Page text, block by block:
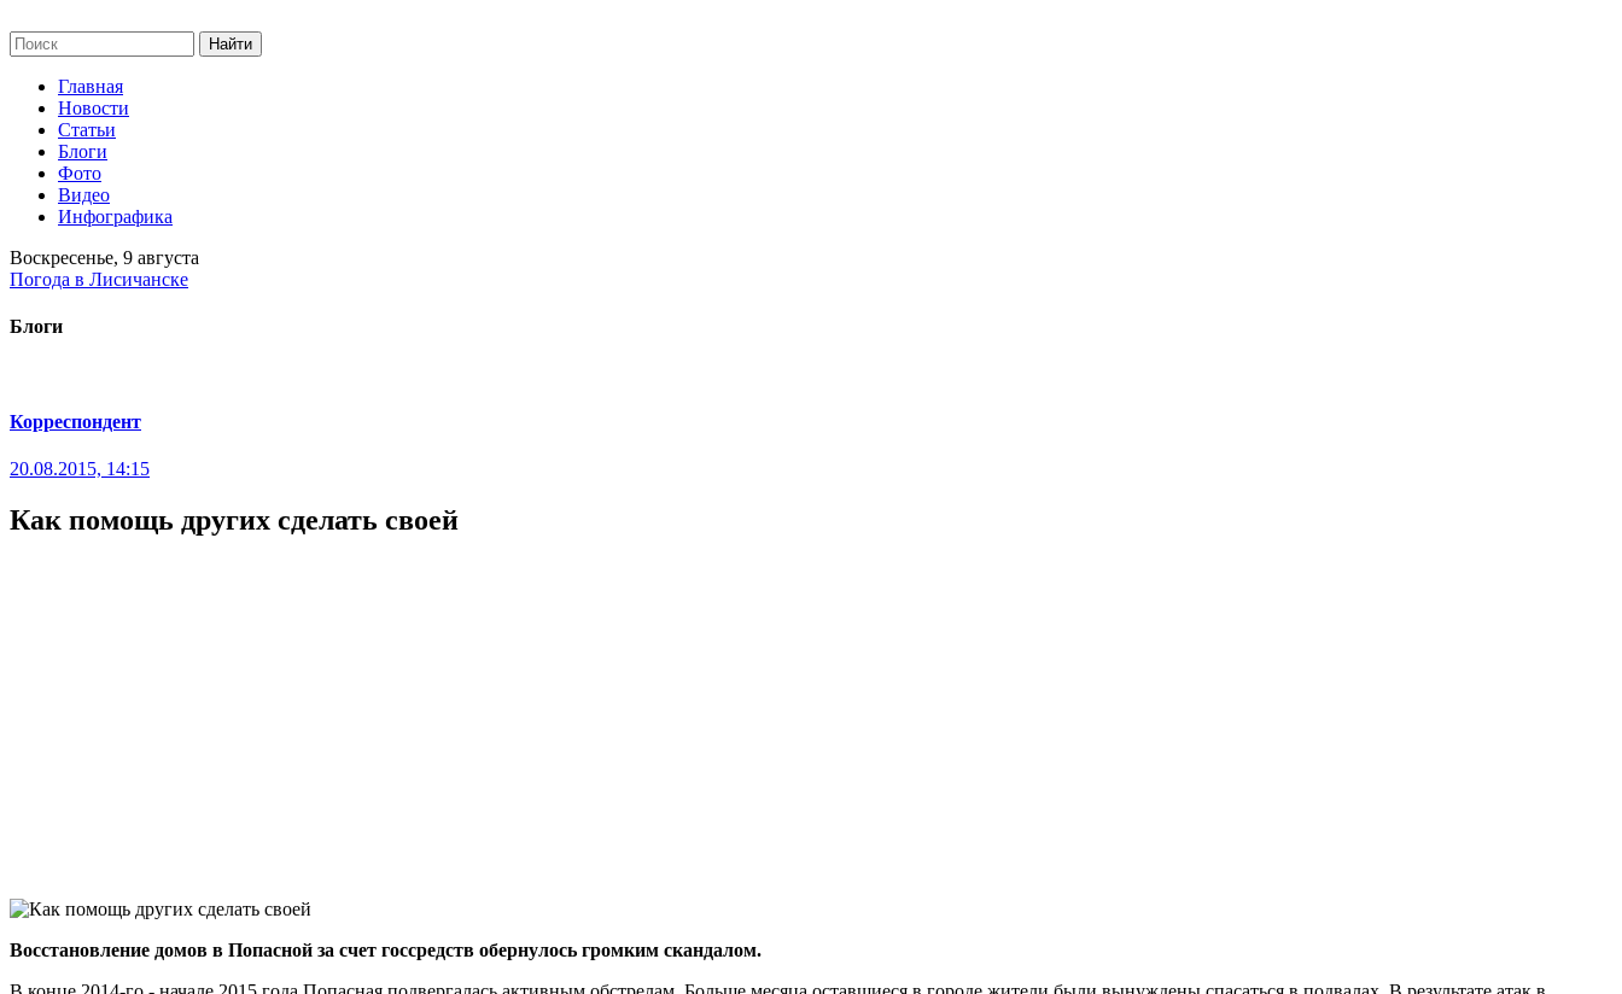
Главная
Новости
Статьи
Блоги
Фото
Видео
Инфографика
Воскресенье, 9 августа
Погода в Лисичанске
Блоги
Корреспондент
20.08.2015, 14:15
Как помощь других сделать своей
Восстановление домов в Попасной за счет госсредств обернулось громким скандалом.